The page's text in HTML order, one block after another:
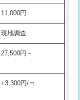
16,500円+材料費
22,000円+材料費
11,000円+材料費
11,000円
現地調査
27,500円～
+3,300円/ｍ